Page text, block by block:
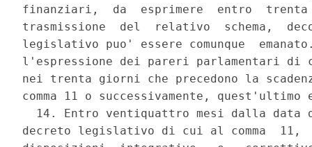
finanziari,  da  esprimere  entro
trasmissione  del  relativo  schema,
legislativo puo' essere comunque
l'espressione dei pareri parlamentari di
nei trenta giorni che precedono la
comma 11 o successivamente,
14. Entro ventiquattro mesi dalla data
decreto legislativo di cui al comma